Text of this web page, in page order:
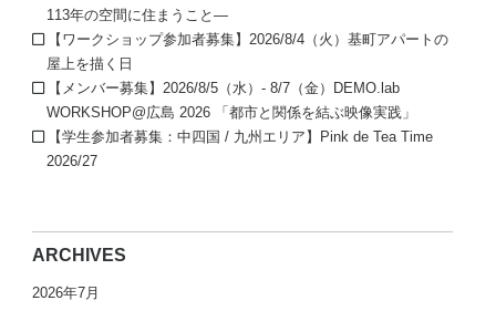
113年の空間に住まうこと—
【ワークショップ参加者募集】2026/8/4（火）基町アパートの
屋上を描く日
【メンバー募集】2026/8/5（水）- 8/7（金）DEMO.lab
WORKSHOP@広島 2026 「都市と関係を結ぶ映像実践」
【学生参加者募集：中四国 / 九州エリア】Pink de Tea Time
2026/27
ARCHIVES
2026年7月